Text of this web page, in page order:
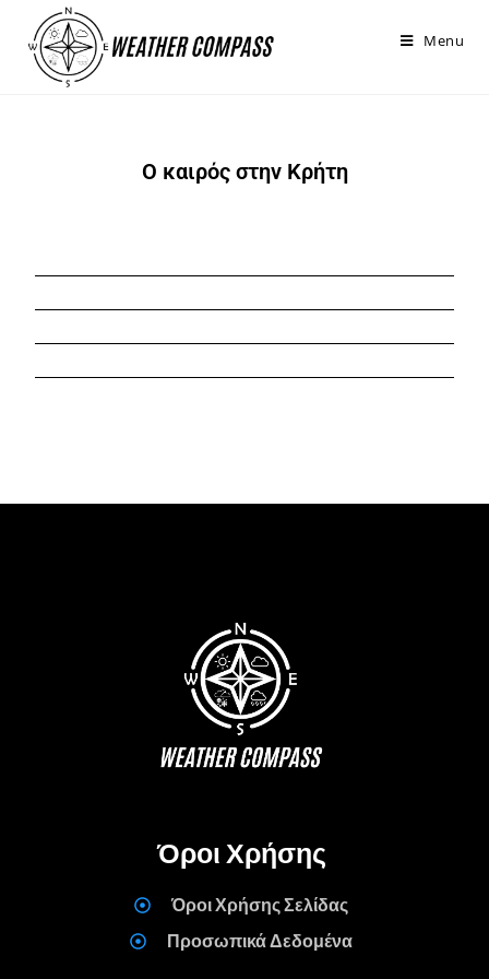
περιεχόμενο
Menu
Ο καιρός στην Κρήτη
Όροι Χρήσης
Όροι Χρήσης Σελίδας
Προσωπικά Δεδομένα